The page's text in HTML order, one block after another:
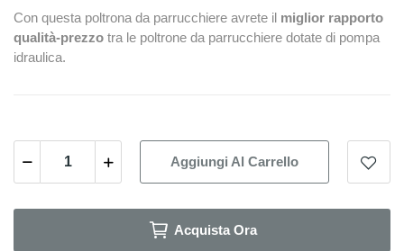
Con questa poltrona da parrucchiere avrete il miglior rapporto
qualità-prezzo tra le poltrone da parrucchiere dotate di pompa
idraulica.
Aggiungi Al Carrello
Acquista Ora